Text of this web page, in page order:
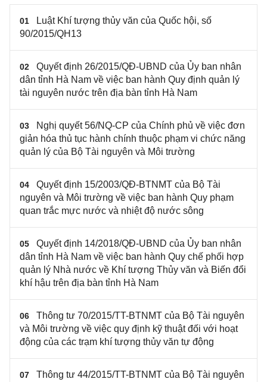
01
Luật Khí tượng thủy văn của Quốc hội, số
90/2015/QH13
02
Quyết định 26/2015/QĐ-UBND của Ủy ban nhân
dân tỉnh Hà Nam về việc ban hành Quy định quản lý
tài nguyên nước trên địa bàn tỉnh Hà Nam
03
Nghị quyết 56/NQ-CP của Chính phủ về việc đơn
giản hóa thủ tục hành chính thuộc phạm vi chức năng
quản lý của Bộ Tài nguyên và Môi trường
04
Quyết định 15/2003/QĐ-BTNMT của Bộ Tài
nguyên và Môi trường về việc ban hành Quy phạm
quan trắc mực nước và nhiệt độ nước sông
05
Quyết định 14/2018/QĐ-UBND của Ủy ban nhân
dân tỉnh Hà Nam về việc ban hành Quy chế phối hợp
quản lý Nhà nước về Khí tượng Thủy văn và Biến đổi
khí hậu trên địa bàn tỉnh Hà Nam
06
Thông tư 70/2015/TT-BTNMT của Bộ Tài nguyên
và Môi trường về việc quy định kỹ thuật đối với hoạt
động của các trạm khí tượng thủy văn tự động
07
Thông tư 44/2015/TT-BTNMT của Bộ Tài nguyên